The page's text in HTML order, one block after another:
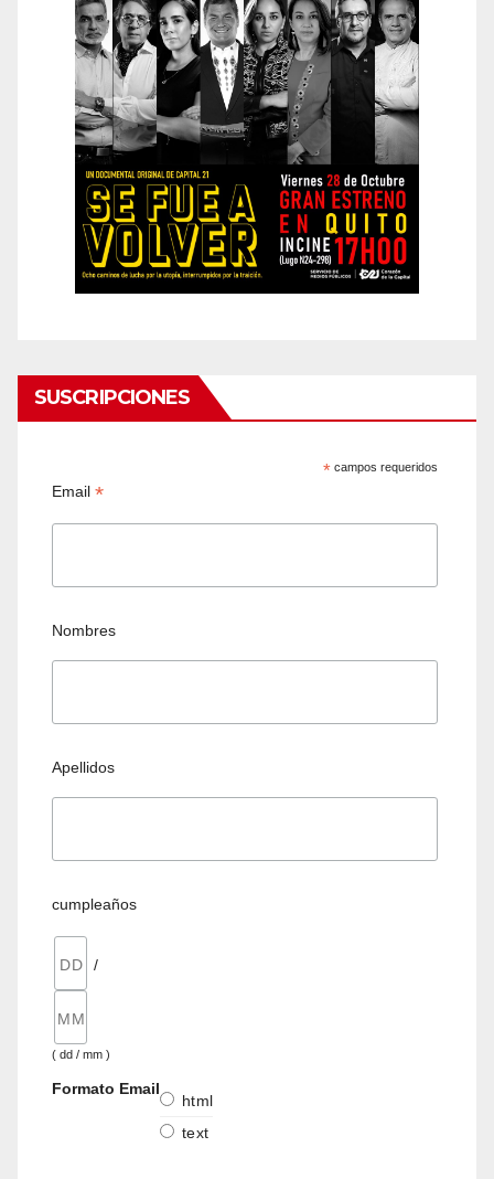
SUSCRIPCIONES
* campos requeridos
Email*
Nombres
Apellidos
cumpleaños
/
( dd / mm )
Formato Email
html
text